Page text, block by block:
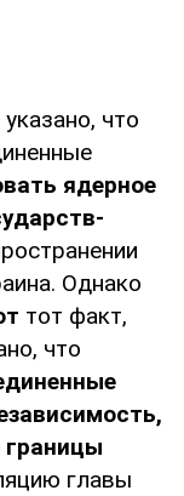
что
ядерное
Однако
тот факт,
что
границы
главы